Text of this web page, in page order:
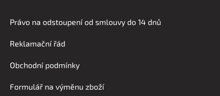
p
Právo na odstoupení od smlouvy do 14 dnů
Reklamační řád
Obchodní podmínky
Formulář na výměnu zboží